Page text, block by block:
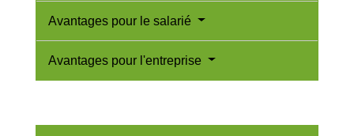
Avantages pour le salarié
Avantages pour l'entreprise